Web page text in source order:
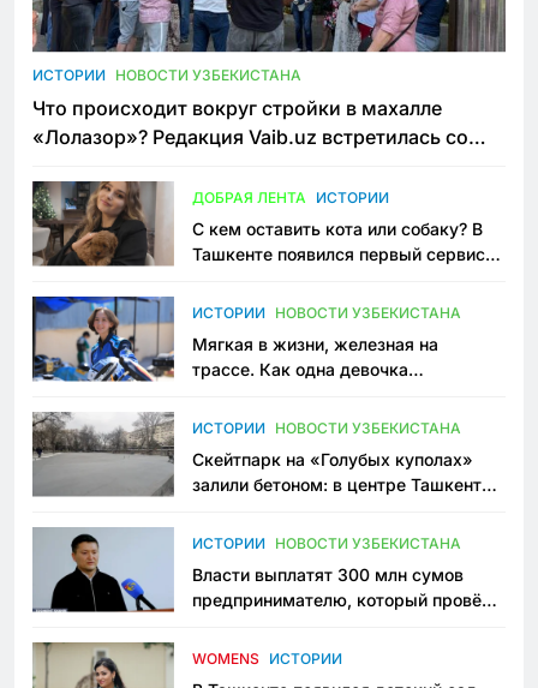
ИСТОРИИ НОВОСТИ УЗБЕКИСТАНА
Что происходит вокруг стройки в махалле
«Лолазор»? Редакция Vaib.uz встретилась со
ДОБРАЯ ЛЕНТА ИСТОРИИ
С кем оставить кота или собаку? В
Ташкенте появился первый сервис
ИСТОРИИ НОВОСТИ УЗБЕКИСТАНА
Мягкая в жизни, железная на
трассе. Как одна девочка
Узбекистане
ИСТОРИИ НОВОСТИ УЗБЕКИСТАНА
Скейтпарк на «Голубых куполах»
залили бетоном: в центре Ташкента
пространство
ИСТОРИИ НОВОСТИ УЗБЕКИСТАНА
Власти выплатят 300 млн сумов
предпринимателю, который провёл
приговору
WOMENS ИСТОРИИ